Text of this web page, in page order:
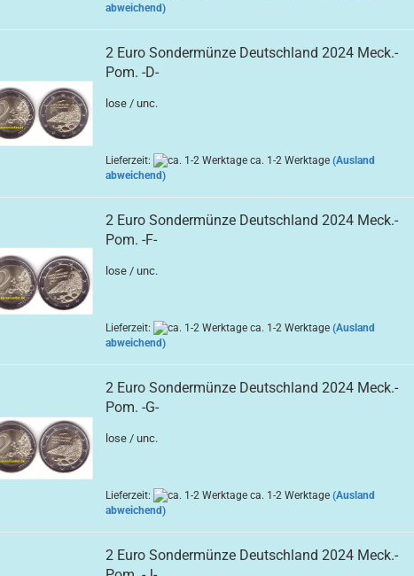
abweichend)
2 Euro Sondermünze Deutschland 2024 Meck.-
Pom. -D-
lose / unc.
Lieferzeit: ca. 1-2 Werktage (Ausland
abweichend)
2 Euro Sondermünze Deutschland 2024 Meck.-
Pom. -F-
lose / unc.
Lieferzeit: ca. 1-2 Werktage (Ausland
abweichend)
2 Euro Sondermünze Deutschland 2024 Meck.-
Pom. -G-
lose / unc.
Lieferzeit: ca. 1-2 Werktage (Ausland
abweichend)
2 Euro Sondermünze Deutschland 2024 Meck.-